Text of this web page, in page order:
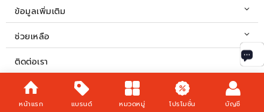
หน้าแรก แบรนด์ หมวดหมู่ โปรโมชั่น บัญชี
ข้อมูลเพิ่มเติม
ช่วยเหลือ
ติดต่อเรา
เวลาทำการ